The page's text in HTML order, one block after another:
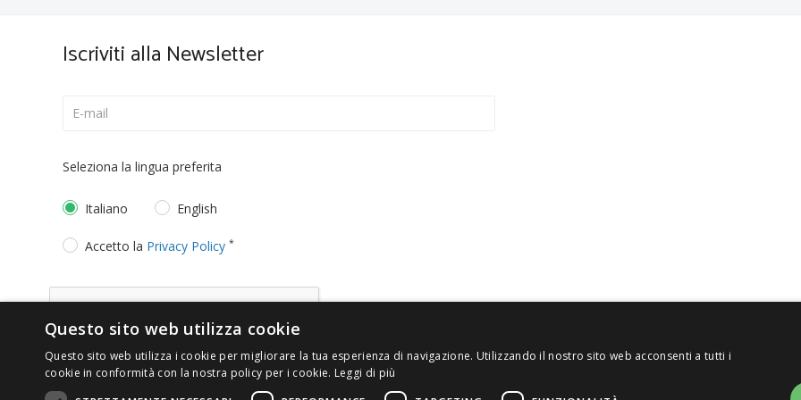
Iscriviti alla Newsletter
Seleziona la lingua preferita
Italiano English
Accetto la Privacy Policy *
Questo sito web utilizza cookie
Questo sito web utilizza i cookie per migliorare la tua esperienza di navigazione. Utilizzando il nostro sito web acconsenti a tutti i
cookie in conformità con la nostra policy per i cookie. Leggi di più